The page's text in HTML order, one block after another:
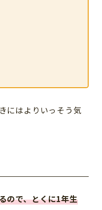
にはよりいっそう気
ので、とくに1年生